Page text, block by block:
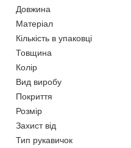
Довжина
Матеріал
Кількість в упаковці
Товщина
Колір
Вид виробу
Покриття
Розмір
Захист від
Тип рукавичок